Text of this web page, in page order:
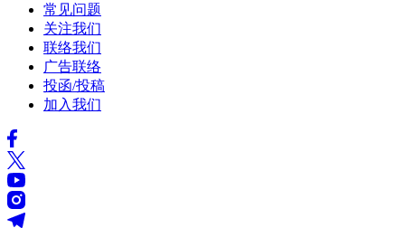
常见问题
关注我们
联络我们
广告联络
投函/投稿
加入我们